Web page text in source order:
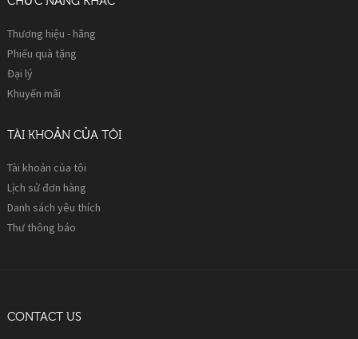
Thương hiệu - hãng
Phiếu quà tặng
Đại lý
Khuyến mãi
TÀI KHOẢN CỦA TÔI
Tài khoản của tôi
Lịch sử đơn hàng
Danh sách yêu thích
Thư thông báo
CONTACT US